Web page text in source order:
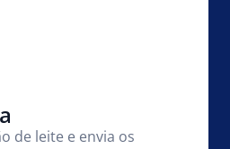
de leite e envia os